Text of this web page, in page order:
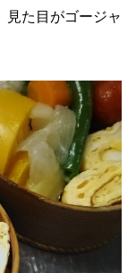
見た目がゴージャ